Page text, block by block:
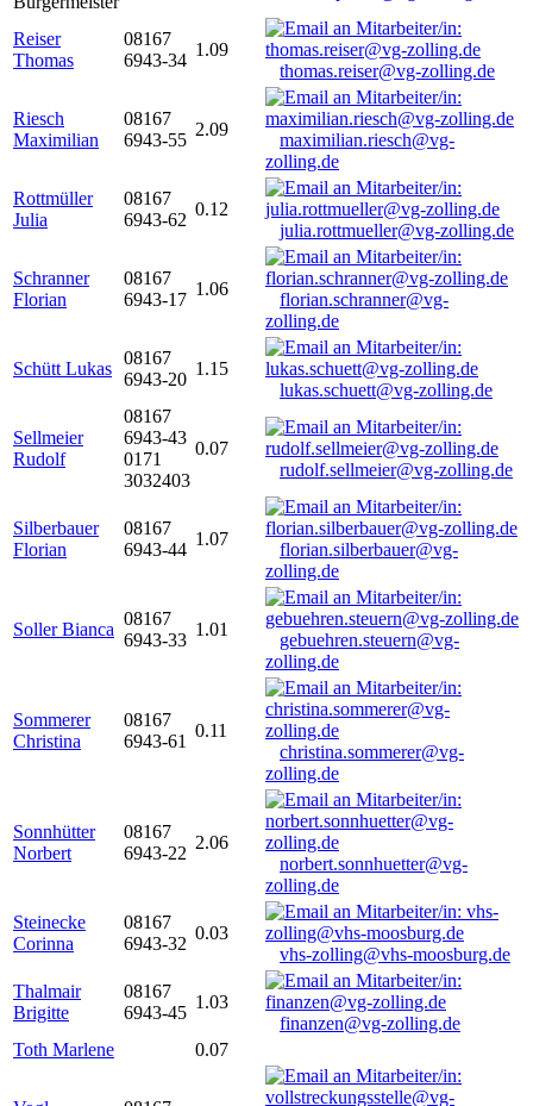
Reiser
Thomas
08167
6943-34
1.09
thomas.reiser@vg-zolling.de
Riesch
Maximilian
08167
6943-55
2.09
maximilian.riesch@vg-
zolling.de
Rottmüller
Julia
08167
6943-62
0.12
julia.rottmueller@vg-zolling.de
Schranner
Florian
08167
6943-17
1.06
florian.schranner@vg-
zolling.de
Schütt Lukas
08167
6943-20
1.15
lukas.schuett@vg-zolling.de
Sellmeier
Rudolf
08167
6943-43
0171
3032403
0.07
rudolf.sellmeier@vg-zolling.de
Silberbauer
Florian
08167
6943-44
1.07
florian.silberbauer@vg-
zolling.de
Soller Bianca
08167
6943-33
1.01
gebuehren.steuern@vg-
zolling.de
Sommerer
Christina
08167
6943-61
0.11
christina.sommerer@vg-
zolling.de
Sonnhütter
Norbert
08167
6943-22
2.06
norbert.sonnhuetter@vg-
zolling.de
Steinecke
Corinna
08167
6943-32
0.03
vhs-zolling@vhs-moosburg.de
Thalmair
Brigitte
08167
6943-45
1.03
finanzen@vg-zolling.de
Toth Marlene
0.07